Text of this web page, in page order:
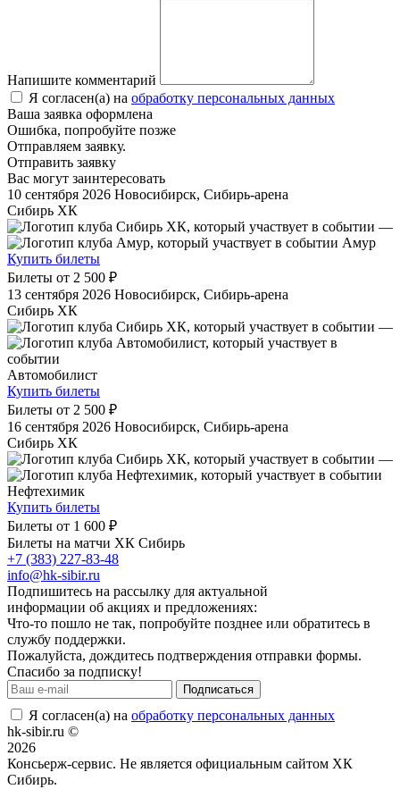
Напишите комментарий
Я согласен(а) на обработку персональных данных
Ваша заявка оформлена
Ошибка, попробуйте позже
Отправляем заявку.
Отправить заявку
Вас могут заинтересовать
10 сентября 2026 Новосибирск, Сибирь-арена
Сибирь ХК
—
Амур
Купить билеты
Билеты от 2 500 ₽
13 сентября 2026 Новосибирск, Сибирь-арена
Сибирь ХК
—
Автомобилист
Купить билеты
Билеты от 2 500 ₽
16 сентября 2026 Новосибирск, Сибирь-арена
Сибирь ХК
—
Нефтехимик
Купить билеты
Билеты от 1 600 ₽
Билеты на матчи ХК Сибирь
+7 (383) 227-83-48
info@hk-sibir.ru
Подпишитесь на рассылку для актуальной
информации об акциях и предложениях:
Что-то пошло не так, попробуйте позднее или обратитесь в
службу поддержки.
Пожалуйста, дождитесь подтверждения отправки формы.
Спасибо за подписку!
Подписаться
Я согласен(а) на обработку персональных данных
hk-sibir.ru ©
2026
Консьерж-сервис. Не является официальным сайтом ХК
Сибирь.